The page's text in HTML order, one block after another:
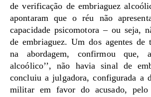
de verificação de embriaguez
apontaram que o réu não
capacidade psicomotora – ou seja,
de embriaguez. Um dos agentes de
na abordagem, confirmou que,
alcoólico’’, não havia sinal de
concluiu a julgadora, configurada a
militar em favor do acusado,